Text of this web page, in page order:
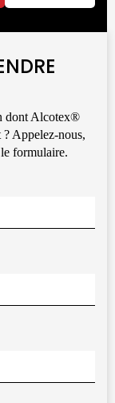
dont Alcotex®
Appelez-nous,
formulaire.